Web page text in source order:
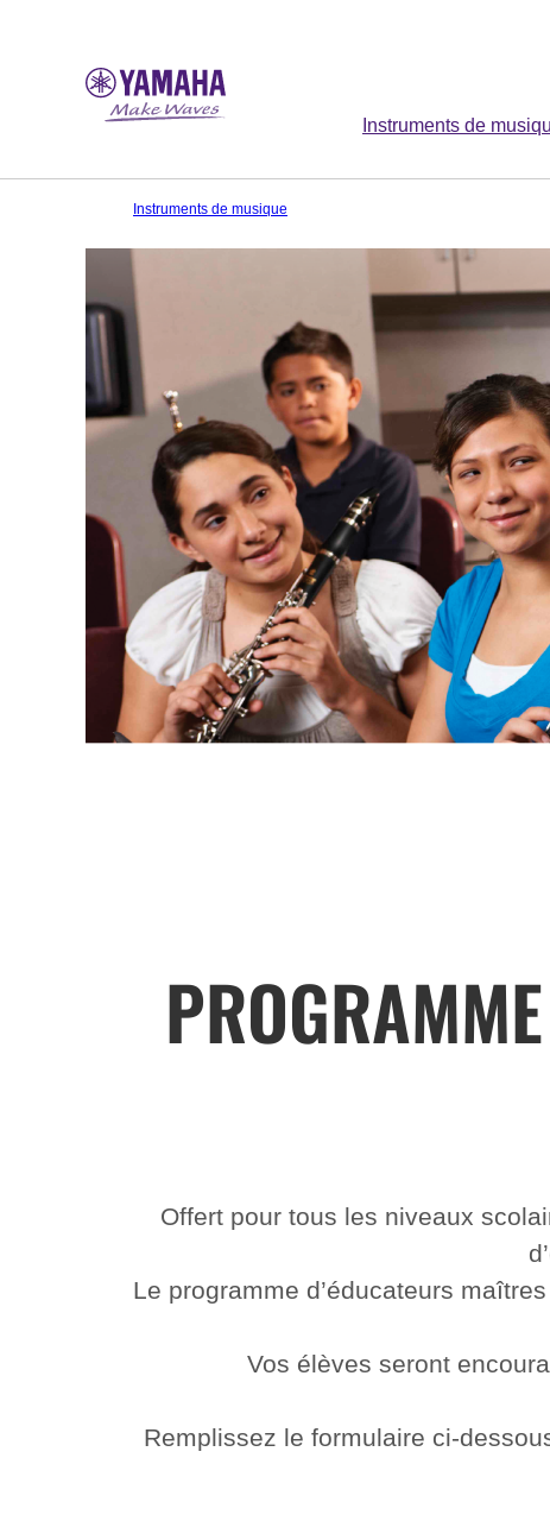
Instruments de
Instruments de musique
Offert pour tous les niveaux
Le programme d’éducateurs
Vos élèves seront
Remplissez le formulaire ci-